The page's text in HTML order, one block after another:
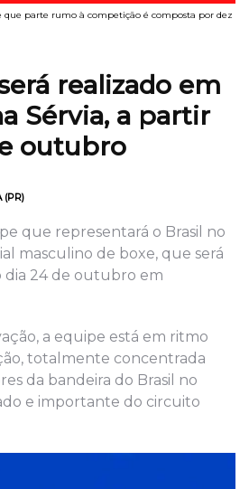
parte rumo à competição é composta por dez
realizado em
Sérvia, a partir
outubro
(PR)
que representará o Brasil no
masculino de boxe, que será
dia 24 de outubro em
a equipe está em ritmo
totalmente concentrada
da bandeira do Brasil no
e importante do circuito